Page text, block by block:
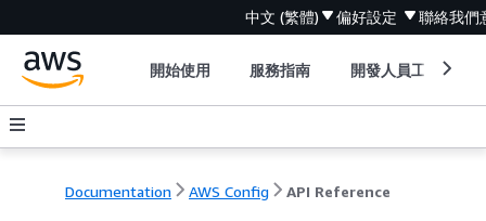
中文 (繁體) 偏好設定 聯絡我們
開始使用 服務指南 開發人員工具
Documentation AWS Config API Reference